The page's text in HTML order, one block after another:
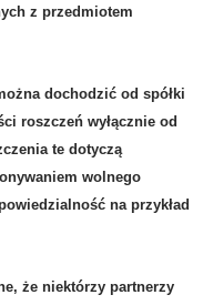
z przedmiotem
dochodzić od spółki
roszczeń wyłącznie od
te dotyczą
wolnego
na przykład
że niektórzy partnerzy